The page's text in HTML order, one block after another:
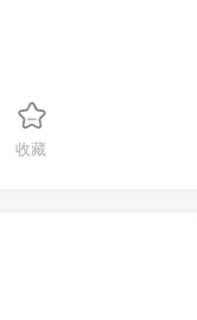
收藏